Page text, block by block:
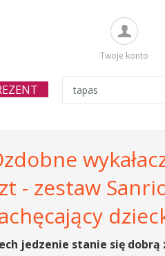
Twoje konto
- zestaw
jedzenie stanie się dobrą